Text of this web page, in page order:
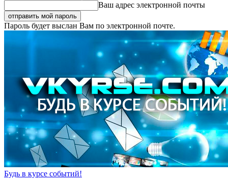
Ваш адрес электронной почты
Пароль будет выслан Вам по электронной почте.
Будь в курсе событий!